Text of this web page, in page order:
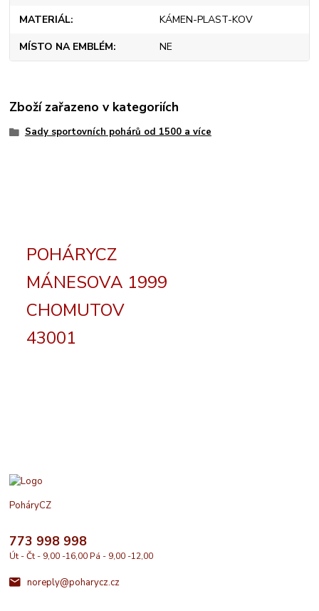
MATERIÁL KÁMEN-PLAST-KOV
MÍSTO NA EMBLÉM NE
Zboží zařazeno v kategoriích
Sady sportovních pohárů od 1500 a více
POHÁRYCZ
MÁNESOVA 1999
CHOMUTOV
43001
PoháryCZ
773 998 998
Út - Čt - 9,00 -16,00 Pá - 9,00 -12,00
noreply@poharycz.cz